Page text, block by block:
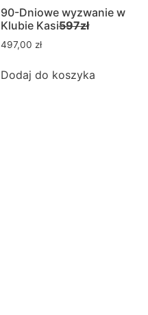
90-Dniowe wyzwanie w
Klubie Kasi597zł
497,00 zł
Dodaj do koszyka